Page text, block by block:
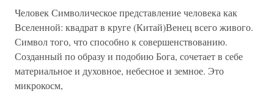
Человек Символическое представление человека как
Вселенной: квадрат в круге (Китай)Венец всего живого.
Символ того, что способно к совершенствованию.
Созданный по образу и подобию Бога, сочетает в себе
материальное и духовное, небесное и земное. Это
микрокосм,